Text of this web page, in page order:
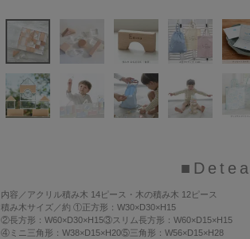
■Deteal
内容 ／アクリル積み木 14ピース・木の積み木 12ピース
積み木サイズ ／約 ①正方形：W30×D30×H15
②長方形：W60×D30×H15③スリム長方形：W60×D15×H15
④ミニ三角形：W38×D15×H20⑤三角形：W56×D15×H28